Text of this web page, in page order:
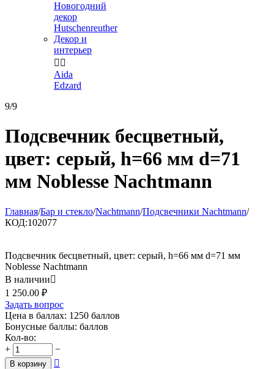
Новогодний
декор
Hutschenreuther
Декор и
интерьер
 
Aida
Edzard
9/9
Подсвечник бесцветный,
цвет: серый, h=66 мм d=71
мм Noblesse Nachtmann
Главная/Бар и стекло/Nachtmann/Подсвечники Nachtmann/
КОД:102077
Подсвечник бесцветный, цвет: серый, h=66 мм d=71 мм
Noblesse Nachtmann
В наличии
1 250.00 ₽
Задать вопрос
Цена в баллах: 1250 баллов
Бонусные баллы: баллов
Кол-во:
+
−
В корзину
